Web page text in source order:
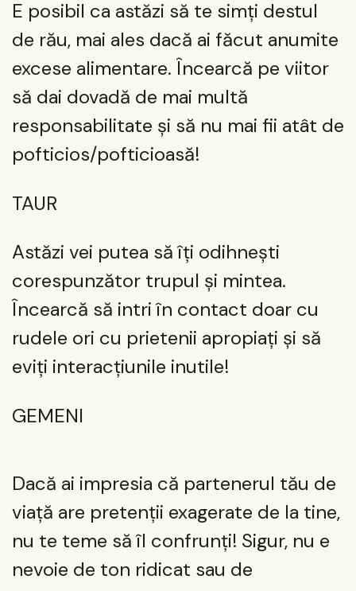
E posibil ca astăzi să te simți destul
de rău, mai ales dacă ai făcut anumite
excese alimentare. Încearcă pe viitor
să dai dovadă de mai multă
responsabilitate și să nu mai fii atât de
pofticios/pofticioasă!
TAUR
Astăzi vei putea să îți odihnești
corespunzător trupul și mintea.
Încearcă să intri în contact doar cu
rudele ori cu prietenii apropiați și să
eviți interacțiunile inutile!
GEMENI
Dacă ai impresia că partenerul tău de
viață are pretenții exagerate de la tine,
nu te teme să îl confrunți! Sigur, nu e
nevoie de ton ridicat sau de